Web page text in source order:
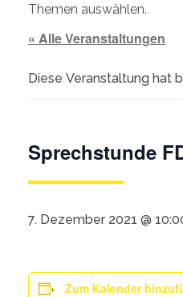
Themen auswählen.
« Alle Veranstaltungen
Diese Veranstaltung hat
Sprechstunde
7. Dezember 2021 @
Zum Kalender